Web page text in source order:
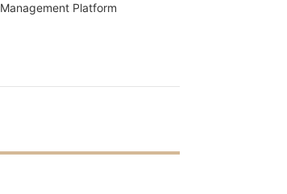
Management Platform